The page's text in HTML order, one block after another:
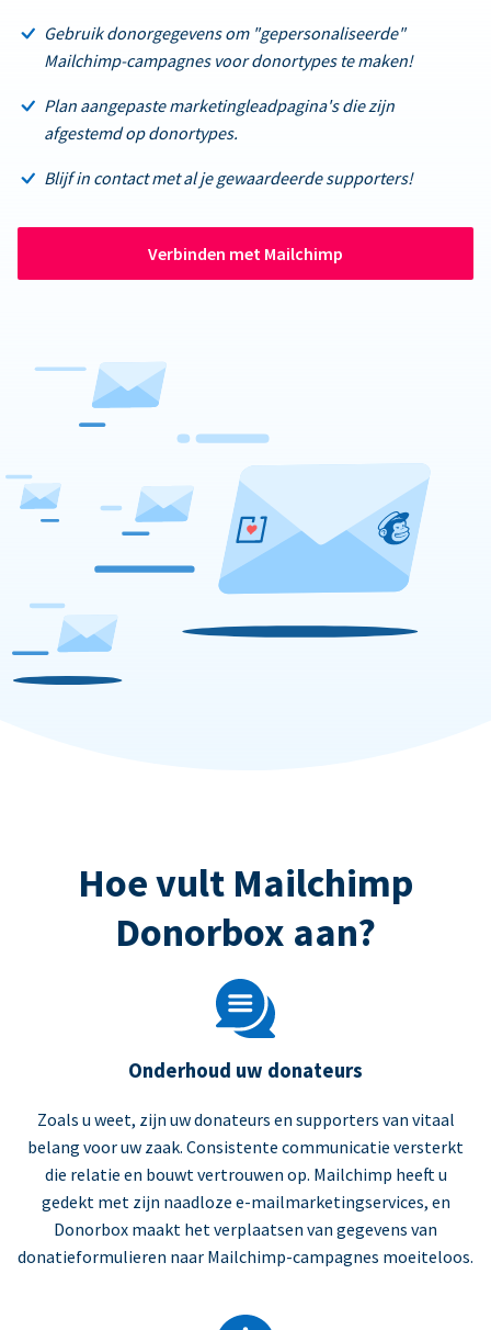
Gebruik donorgegevens om "gepersonaliseerde"
Mailchimp-campagnes voor donortypes te maken!
Plan aangepaste marketingleadpagina's die zijn
afgestemd op donortypes.
Blijf in contact met al je gewaardeerde supporters!
Verbinden met Mailchimp
Hoe vult Mailchimp
Donorbox aan?
Onderhoud uw donateurs
Zoals u weet, zijn uw donateurs en supporters van vitaal
belang voor uw zaak. Consistente communicatie versterkt
die relatie en bouwt vertrouwen op. Mailchimp heeft u
gedekt met zijn naadloze e-mailmarketingservices, en
Donorbox maakt het verplaatsen van gegevens van
donatieformulieren naar Mailchimp-campagnes moeiteloos.